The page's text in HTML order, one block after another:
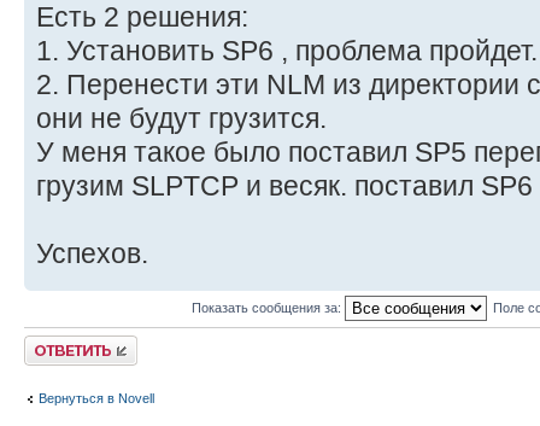
Есть 2 решения:
1. Установить SP6 , проблема пройдет.
2. Перенести эти NLM из директории
они не будут грузится.
У меня такое было поставил SP5
грузим SLPTCP и весяк. поставил
Успехов.
Показать сообщения за: Поле
Ответить
Вернуться в Novell